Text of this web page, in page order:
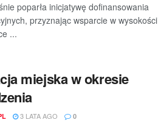
poparła inicjatywę dofinansowania
przyznając wsparcie w wysokości
...
miejska w okresie
3 LATA AGO 0